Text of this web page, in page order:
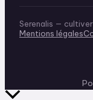
Serenalis — cultiver
Mentions légales